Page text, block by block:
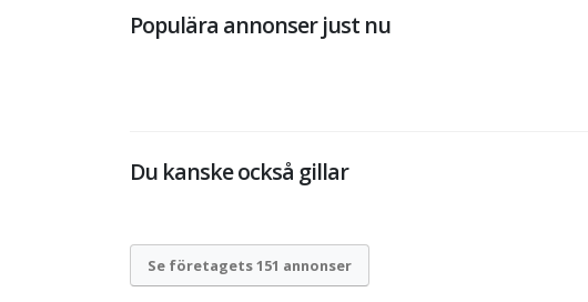
Populära annonser just nu
Du kanske också gillar
Se företagets 151 annonser